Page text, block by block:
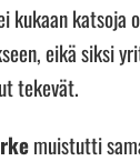
kukaan katsoja
eikä siksi
tekevät.
muistutti